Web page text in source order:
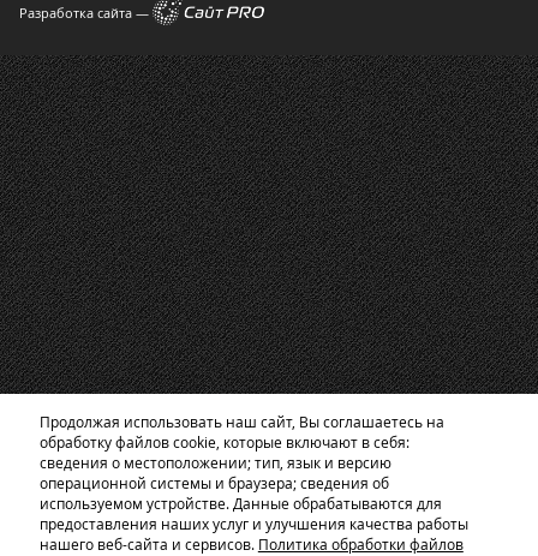
Разработка сайта —
Продолжая использовать наш сайт, Вы соглашаетесь на
обработку файлов cookie, которые включают в себя:
сведения о местоположении; тип, язык и версию
операционной системы и браузера; сведения об
используемом устройстве. Данные обрабатываются для
предоставления наших услуг и улучшения качества работы
нашего веб-сайта и сервисов. Политика обработки файлов